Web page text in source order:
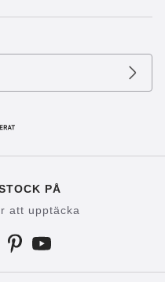
PÅ
att upptäcka